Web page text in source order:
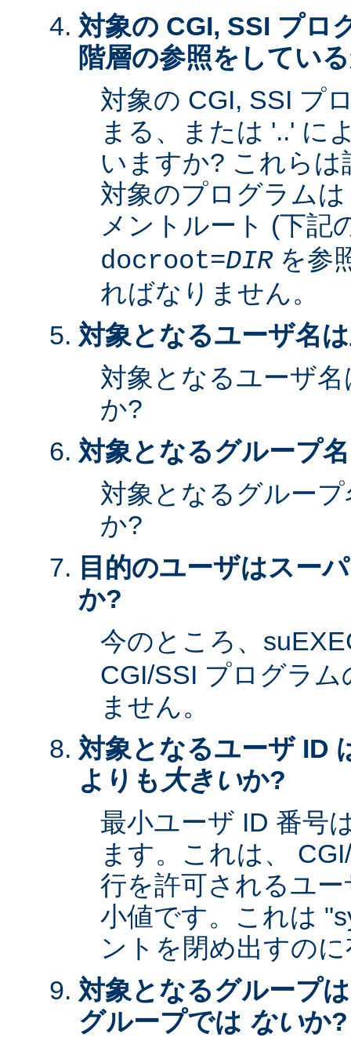
対象の CGI, SSI プロ
階層の参照をしてい
対象の CGI, SSI プ
まる、または '..' に
いますか? これら
対象のプログラム
メントルート (下記
docroot=DIRを参
ればなりません。
対象となるユーザ名
対象となるユーザ
か?
対象となるグループ
対象となるグルー
か?
目的のユーザはスー
か?
今のところ、
CGI/SSI プログラ
ません。
対象となるユーザ ID
よりも 大きいか?
最小ユーザ ID 番号
ます。これは、
行を許可されるユ
小値です。これは
ントを閉め出すの
対象となるグループ
グループでは ないか?